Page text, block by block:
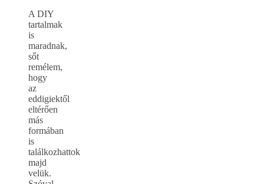
A DIY
tartalmak
is
maradnak,
sőt
remélem,
hogy
az
eddigiektől
eltérően
más
formában
is
találkozhattok
majd
velük.